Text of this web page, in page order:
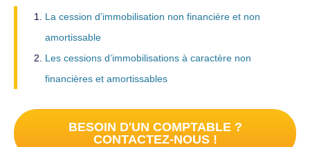
La cession d’immobilisation non financière et non
amortissable
Les cessions d’immobilisations à caractère non
financières et amortissables
BESOIN D'UN COMPTABLE ?
CONTACTEZ-NOUS !